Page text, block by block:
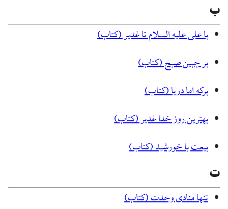
ب
با علی علیه السلام تا غدیر (کتاب)
بر جبین صبح (کتاب)
برکه اما دریا (کتاب)
بهترین روز خدا غدیر (کتاب)
بیعت با خورشید (کتاب)
ت
تنها منادی وحدت (کتاب)